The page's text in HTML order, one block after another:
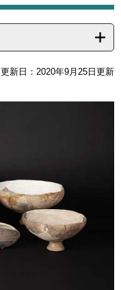
更新日：2020年9月25日更新